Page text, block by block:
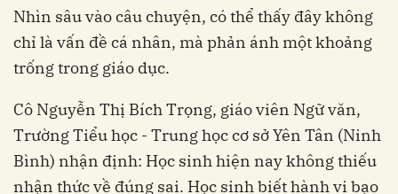
Nhìn sâu vào câu chuyện, có thể thấy đây không
chỉ là vấn đề cá nhân, mà phản ánh một khoảng
trống trong giáo dục.
Cô Nguyễn Thị Bích Trọng, giáo viên Ngữ văn,
Trường Tiểu học - Trung học cơ sở Yên Tân (Ninh
Bình) nhận định: Học sinh hiện nay không thiếu
nhận thức về đúng sai. Học sinh biết hành vi bạo